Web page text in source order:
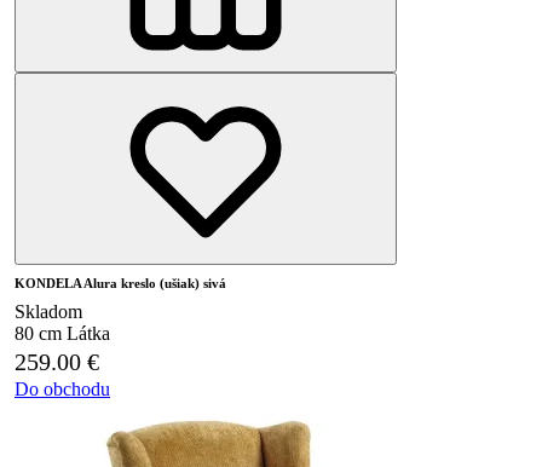
KONDELA Alura kreslo (ušiak) sivá
Skladom
80 cm Látka
259.00 €
Do obchodu